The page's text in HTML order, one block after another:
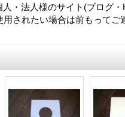
・法人様のサイト(ブログ
されたい場合は前もってご